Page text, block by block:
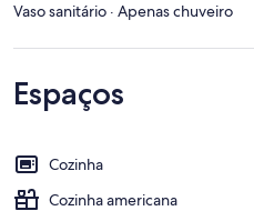
Vaso sanitário · Apenas chuveiro
Espaços
Cozinha
Cozinha americana